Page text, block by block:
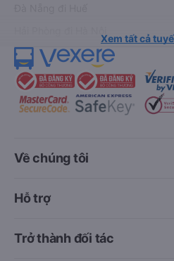
Xem tất cả
Về chúng tôi
Hỗ trợ
Trở thành đối tác